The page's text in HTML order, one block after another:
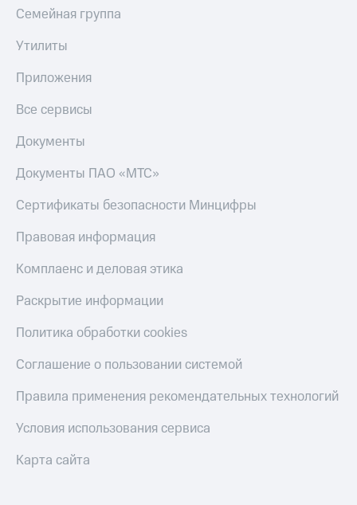
оператора
и
с
на карту
МТС Pay
Оплата
по QR-
коду
за границей
магазин
Смартфоны
и
часы
трекеры
Семейная группа
Утилиты
Приложения
Все сервисы
Документы
Документы ПАО «МТС»
Сертификаты безопасности Минцифры
Правовая информация
Комплаенс и деловая этика
Раскрытие информации
Политика обработки cookies
Соглашение о пользовании системой
Правила применения рекомендательных технологий
Условия использования сервиса
Карта сайта